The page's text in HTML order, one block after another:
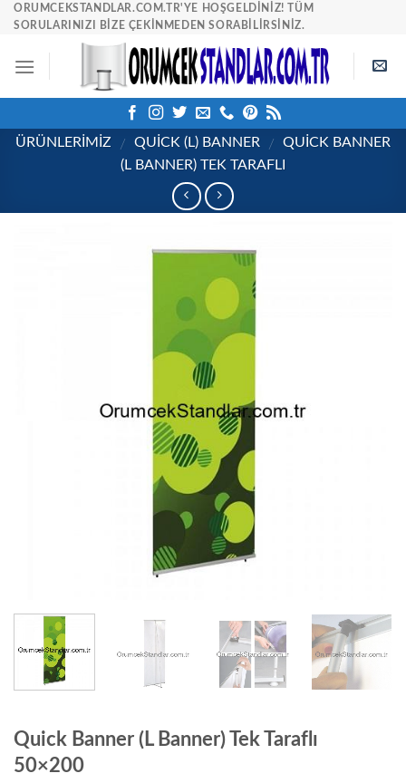
SkipORUMCEKSTANDLAR.COM.TR'YE HOŞGELDINIZ! TÜM
SORULARINIZI BIZE ÇEKINMEDEN SORABILIRSINIZ.
ÜRÜNLERİMİZ / QUICK (L) BANNER /
QUİCK BANNER
(L BANNER) TEK TARAFLI
Quick Banner (L Banner) Tek Taraflı
50×200